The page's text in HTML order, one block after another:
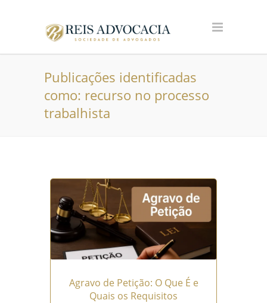
Publicações identificadas
como: recurso no processo
trabalhista
Agravo de Petição: O Que É e
Quais os Requisitos